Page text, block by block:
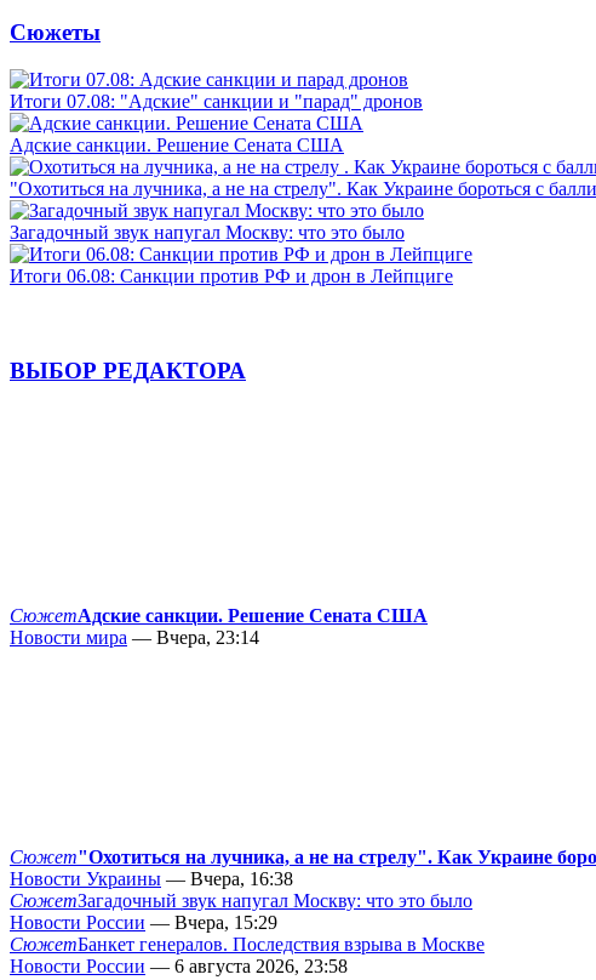
Сюжеты
Итоги 07.08: "Адские" санкции и "парад" дронов
Адские санкции. Решение Сената США
"Охотиться на лучника, а не на стрелу". Как Украине бороться с
Загадочный звук напугал Москву: что это было
Итоги 06.08: Санкции против РФ и дрон в Лейпциге
ВЫБОР РЕДАКТОРА
СюжетАдские санкции. Решение Сената США
Новости мира — Вчера, 23:14
Сюжет"Охотиться на лучника, а не на стрелу". Как Украине
Новости Украины — Вчера, 16:38
СюжетЗагадочный звук напугал Москву: что это было
Новости России — Вчера, 15:29
СюжетБанкет генералов. Последствия взрыва в Москве
Новости России — 6 августа 2026, 23:58